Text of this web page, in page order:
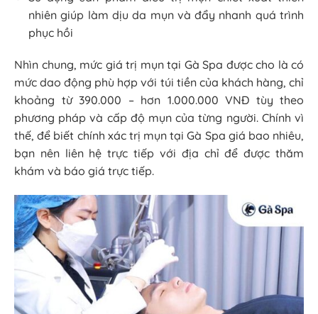
nhiên giúp làm dịu da mụn và đẩy nhanh quá trình
phục hồi
Nhìn chung, mức giá trị mụn tại Gà Spa được cho là có
mức dao động phù hợp với túi tiền của khách hàng, chỉ
khoảng từ 390.000 – hơn 1.000.000 VNĐ tùy theo
phương pháp và cấp độ mụn của từng người. Chính vì
thế, để biết chính xác trị mụn tại Gà Spa giá bao nhiêu,
bạn nên liên hệ trực tiếp với địa chỉ để được thăm
khám và báo giá trực tiếp.